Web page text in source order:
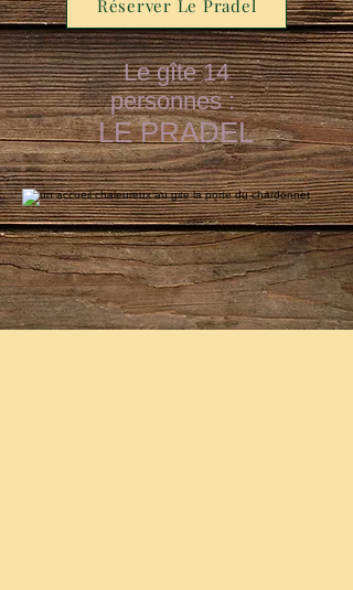
Réserver Le Pradel
Le gîte 14
personnes :
LE PRADEL